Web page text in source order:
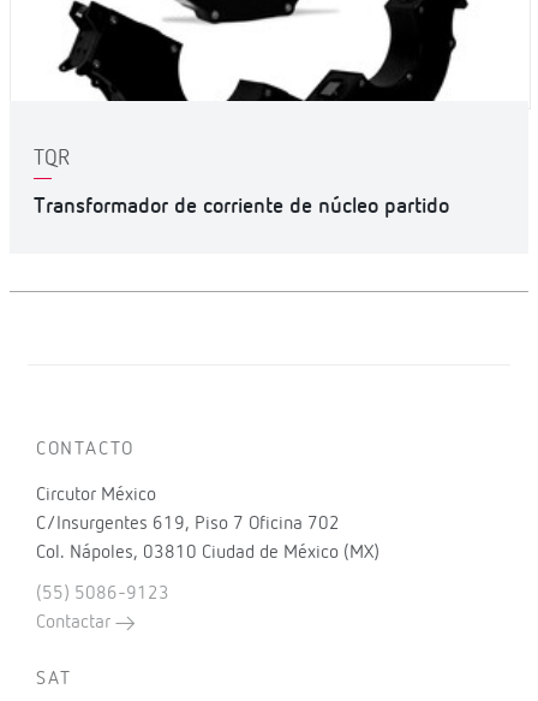
TQR
Transformador de corriente de núcleo partido
CONTACTO
Circutor México
C/Insurgentes 619, Piso 7 Oficina 702
Col. Nápoles, 03810 Ciudad de México (MX)
(55) 5086-9123
Contactar
SAT